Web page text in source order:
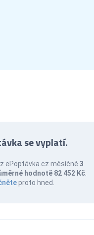
se vyplatí.
ePoptávka.cz měsíčně3
hodnotě 82 452 Kč.
proto hned.